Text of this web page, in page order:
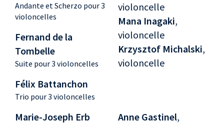
Andante et Scherzo pour 3
violoncelles
Fernand de la
Tombelle
Suite pour 3 violoncelles
Félix Battanchon
Trio pour 3 violoncelles
violoncelle
Mana Inagaki,
violoncelle
Krzysztof Michalski,
violoncelle
Marie-Joseph Erb Anne Gastinel,